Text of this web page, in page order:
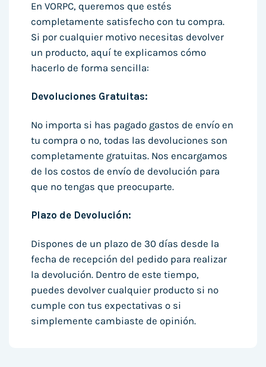
En VORPC, queremos que estés
completamente satisfecho con tu compra.
Si por cualquier motivo necesitas devolver
un producto, aquí te explicamos cómo
hacerlo de forma sencilla:
Devoluciones Gratuitas:
No importa si has pagado gastos de envío en
tu compra o no, todas las devoluciones son
completamente gratuitas. Nos encargamos
de los costos de envío de devolución para
que no tengas que preocuparte.
Plazo de Devolución:
Dispones de un plazo de 30 días desde la
fecha de recepción del pedido para realizar
la devolución. Dentro de este tiempo,
puedes devolver cualquier producto si no
cumple con tus expectativas o si
simplemente cambiaste de opinión.